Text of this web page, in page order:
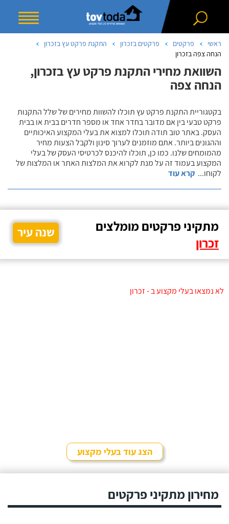
ראשי פרקטים פרקטים בזכרון
התקנת פרקט עץ בזכרון
הנחה צפה בזכרון
השוואת מחירי התקנת פרקט עץ בזכרון,
הנחה צפה
בקטגוריית התקנת פרקט עץ תוכלו להשוות מחירים של שלל התקנות
פרקט טבעי בין אם מדובר בחדר אחד או מספר חדרים בבית או בבית
העסק. באתר טוב תודה תוכלו למצוא את בעלי המקצוע האיכותיים
וההגונים ביותר. אתם מוזמנים לערוך סינון ולקבל הצעות מחיר
מהמומחים שלנו. כמו כן, תוכלו להיכנס לכרטיסי העסק של בעלי
המקצוע בעמוד זה על מנת לקרוא את המלצות האתר או המלצות של
לקוחו... קרא עוד
מתקיני פרקטים מומלצים
זכרון
שנה עיר
לא נמצאו בעלי מקצוע ב - זכרון
הצג עוד בעלי מקצוע
מחירון מתקיני פרקטים